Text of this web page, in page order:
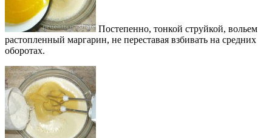
Постепенно, тонкой струйкой, вольем
растопленный маргарин, не переставая взбивать на средних
оборотах.